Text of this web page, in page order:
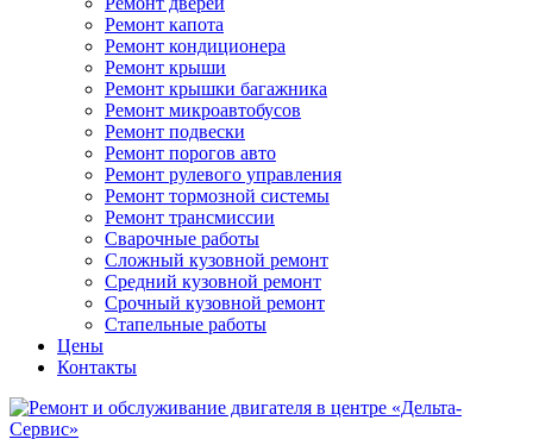
Ремонт капота
Ремонт кондиционера
Ремонт крыши
Ремонт крышки багажника
Ремонт микроавтобусов
Ремонт подвески
Ремонт порогов авто
Ремонт рулевого управления
Ремонт тормозной системы
Ремонт трансмиссии
Сварочные работы
Сложный кузовной ремонт
Средний кузовной ремонт
Срочный кузовной ремонт
Стапельные работы
Цены
Контакты